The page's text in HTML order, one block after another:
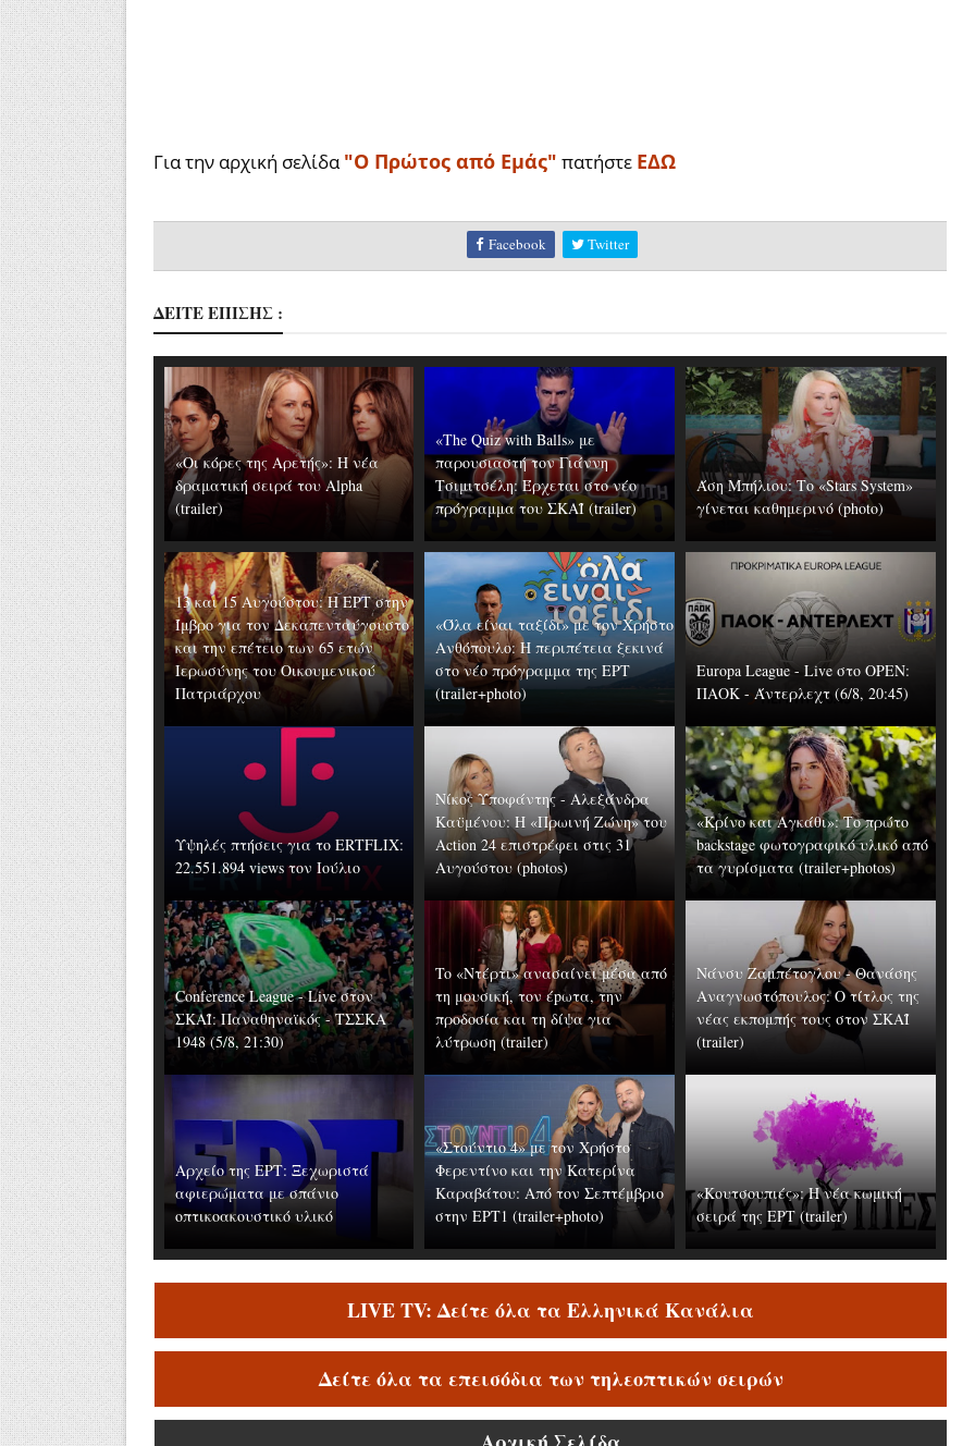
Για την αρχική σελίδα"Ο Πρώτος από Εμάς" πατήστε ΕΔΩ
Facebook Twitter
ΔΕΙΤΕ ΕΠΙΣΗΣ :
«Οι κόρες της Αρετής»: Η νέα
δραματική σειρά του Alpha
(trailer)
«The Quiz with Balls» με
παρουσιαστή τον Γιάννη
Τσιμιτσέλη: Έρχεται στο νέο
πρόγραμμα του ΣΚΑΪ (trailer)
Άση Μπήλιου: Το «Stars System»
γίνεται καθημερινό (photo)
13 και 15 Αυγούστου: Η ΕΡΤ στην
Ίμβρο για τον Δεκαπενταύγουστο
και την επέτειο των 65 ετών
Ιερωσύνης του Οικουμενικού
Πατριάρχου
«Όλα είναι ταξίδι» με τον Χρήστο
Ανθόπουλο: Η περιπέτεια ξεκινά
στο νέο πρόγραμμα της ΕΡΤ
(trailer+photo)
Europa League - Live στο OΡΕΝ:
ΠΑΟΚ - Άντερλεχτ (6/8, 20:45)
Υψηλές πτήσεις για το ERTFLIX:
22.551.894 views τον Ιούλιο
Νίκος Υποφάντης - Αλεξάνδρα
Καϋμένου: Η «Πρωινή Ζώνη» του
Action 24 επιστρέφει στις 31
Αυγούστου (photos)
«Κρίνο και Αγκάθι»: Το πρώτο
backstage φωτογραφικό υλικό από
τα γυρίσματα (trailer+photos)
Conference League - Live στον
ΣΚΑΪ: Παναθηναϊκός - ΤΣΣΚΑ
1948 (5/8, 21:30)
To «Ντέρτι» ανασαίνει μέσα από
τη μουσική, τον έpωτα, την
προδοσία και τη δίψα για
λύτρωση (trailer)
Νάνσυ Ζαμπέτογλου - Θανάσης
Αναγνωστόπουλος: Ο τίτλος της
νέας εκπομπής τους στον ΣΚΑΪ
(trailer)
Αρχείο της ΕΡΤ: Ξεχωριστά
αφιερώματα με σπάνιο
οπτικοακουστικό υλικό
«Στούντιο 4» με τον Χρήστο
Φερεντίνο και την Κατερίνα
Καραβάτου: Από τον Σεπτέμβριο
στην ΕΡΤ1 (trailer+photo)
«Κουτσουπιές»: Η νέα κωμική
σειρά της ΕΡΤ (trailer)
LIVE TV: Δείτε όλα τα Ελληνικά Κανάλια
Δείτε όλα τα επεισόδια των τηλεοπτικών σειρών